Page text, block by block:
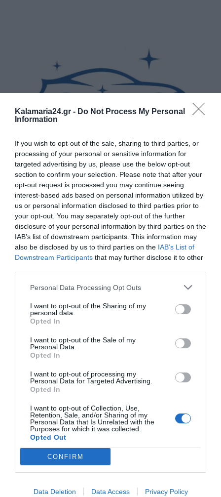
Kalamaria24.gr - Do Not Process My Personal
Information
If you wish to opt-out of the sale, sharing to third parties, or
processing of your personal or sensitive information for
targeted advertising by us, please use the below opt-out
section to confirm your selection. Please note that after your
opt-out request is processed you may continue seeing
interest-based ads based on personal information utilized by
us or personal information disclosed to third parties prior to
your opt-out. You may separately opt-out of the further
disclosure of your personal information by third parties on the
IAB’s list of downstream participants. This information may
also be disclosed by us to third parties on the IAB’s List of
Downstream Participants that may further disclose it to other
Personal Data Processing Opt Outs
I want to opt-out of the Sharing of my
personal data.
Opted In
I want to opt-out of the Sale of my
Personal Data.
Opted In
I want to opt-out of processing my
Personal Data for Targeted Advertising.
Opted In
I want to opt-out of Collection, Use,
Retention, Sale, and/or Sharing of my
Personal Data that Is Unrelated with the
Purposes for which it was collected.
Opted Out
CONFIRM
Data Deletion Data Access Privacy Policy